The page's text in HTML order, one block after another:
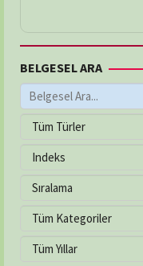
BELGESEL ARA